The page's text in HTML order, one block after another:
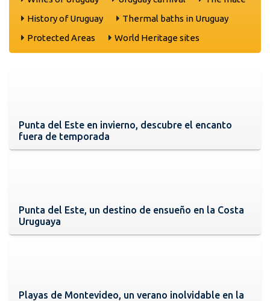
History of Uruguay
Thermal baths in Uruguay
Protected Areas
World Heritage sites
Punta del Este en invierno, descubre el encanto
fuera de temporada
Punta del Este, un destino de ensueño en la Costa
Uruguaya
Playas de Montevideo, un verano inolvidable en la